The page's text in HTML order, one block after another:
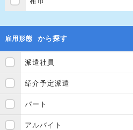
雇用形態 から探す
派遣社員
紹介予定派遣
パート
アルバイト